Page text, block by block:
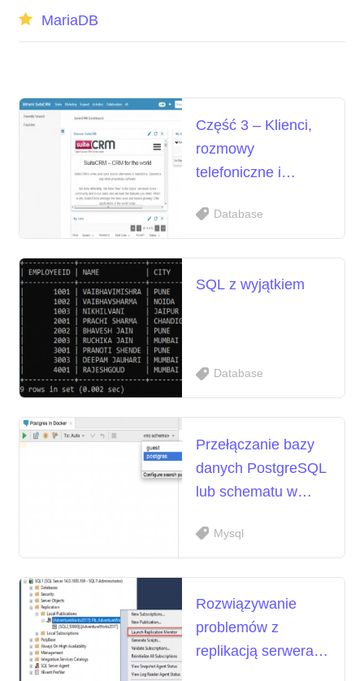
MariaDB
Część 3 – Klienci,
rozmowy
telefoniczne i
Database
SQL z wyjątkiem
Database
Przełączanie bazy
danych PostgreSQL
lub schematu w
Mysql
Rozwiązywanie
problemów z
replikacją serwera